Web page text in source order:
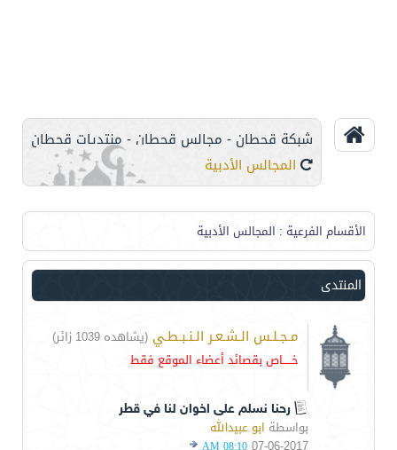
شبكة قحطان - مجالس قحطان - منتديات قحطان
المجالس الأدبية
الأقسام الفرعية : المجالس الأدبية
المنتدى
مـجـلـس الـشـعـر الـنـبـطـي (يشاهده 1039 زائر)
خـــــاص بقصائد أعضاء الموقع فقط
رحنا نسلم على اخوان لنا في قطر
بواسطة ابو عبيدالله